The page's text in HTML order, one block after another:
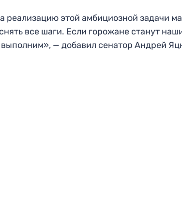
реализацию этой амбициозной задачи
все шаги. Если горожане станут
выполним», — добавил сенатор Андрей